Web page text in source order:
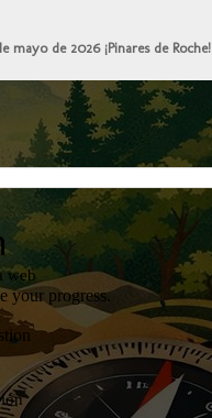
mayo de 2026 ¡Pinares de Roche!